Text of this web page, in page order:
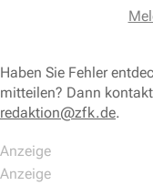
Haben Sie Fehler
mitteilen? Dann
redaktion@zfk.de.